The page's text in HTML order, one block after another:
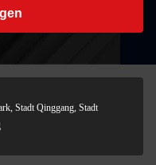
Stadt Qinggang, Stadt